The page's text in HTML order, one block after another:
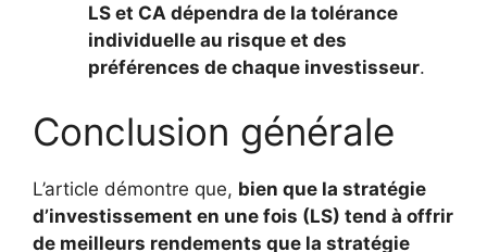
LS et CA dépendra de la tolérance
individuelle au risque et des
préférences de chaque investisseur.
Conclusion générale
L’article démontre que, bien que la stratégie
d’investissement en une fois (LS) tend à offrir
de meilleurs rendements que la stratégie